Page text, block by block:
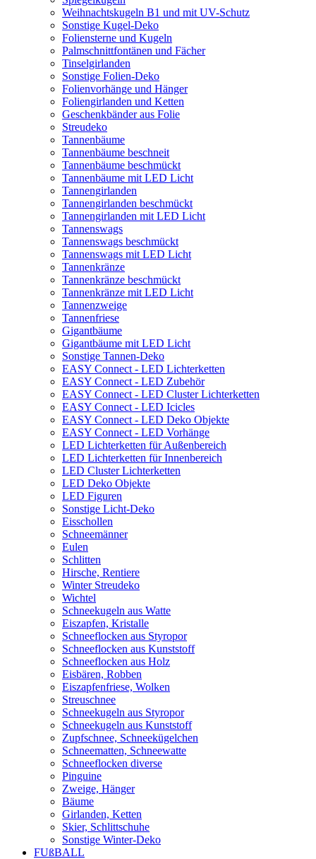
Weihnachtskugeln B1 und mit UV-Schutz
Sonstige Kugel-Deko
Foliensterne und Kugeln
Palmschnittfontänen und Fächer
Tinselgirlanden
Sonstige Folien-Deko
Folienvorhänge und Hänger
Foliengirlanden und Ketten
Geschenkbänder aus Folie
Streudeko
Tannenbäume
Tannenbäume beschneit
Tannenbäume beschmückt
Tannenbäume mit LED Licht
Tannengirlanden
Tannengirlanden beschmückt
Tannengirlanden mit LED Licht
Tannenswags
Tannenswags beschmückt
Tannenswags mit LED Licht
Tannenkränze
Tannenkränze beschmückt
Tannenkränze mit LED Licht
Tannenzweige
Tannenfriese
Gigantbäume
Gigantbäume mit LED Licht
Sonstige Tannen-Deko
EASY Connect - LED Lichterketten
EASY Connect - LED Zubehör
EASY Connect - LED Cluster Lichterketten
EASY Connect - LED Icicles
EASY Connect - LED Deko Objekte
EASY Connect - LED Vorhänge
LED Lichterketten für Außenbereich
LED Lichterketten für Innenbereich
LED Cluster Lichterketten
LED Deko Objekte
LED Figuren
Sonstige Licht-Deko
Eisschollen
Schneemänner
Eulen
Schlitten
Hirsche, Rentiere
Winter Streudeko
Wichtel
Schneekugeln aus Watte
Eiszapfen, Kristalle
Schneeflocken aus Styropor
Schneeflocken aus Kunststoff
Schneeflocken aus Holz
Eisbären, Robben
Eiszapfenfriese, Wolken
Streuschnee
Schneekugeln aus Styropor
Schneekugeln aus Kunststoff
Zupfschnee, Schneekügelchen
Schneematten, Schneewatte
Schneeflocken diverse
Pinguine
Zweige, Hänger
Bäume
Girlanden, Ketten
Skier, Schlittschuhe
Sonstige Winter-Deko
FUßBALL